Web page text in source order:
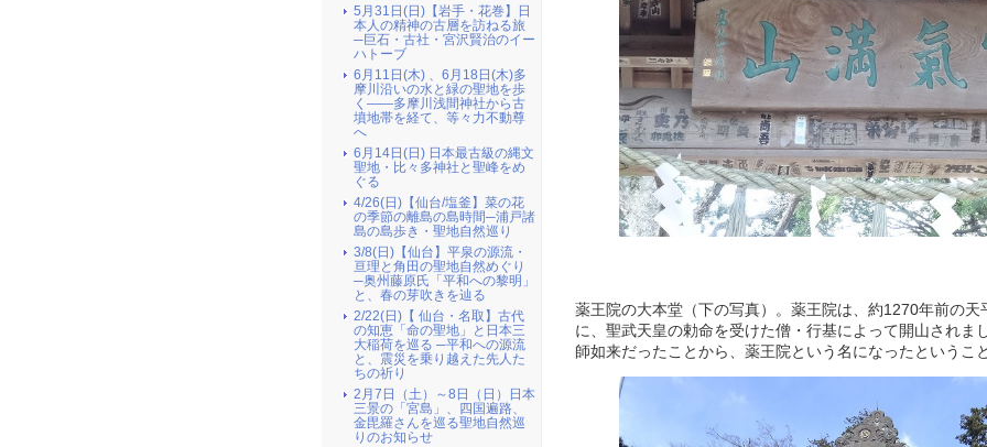
薬王院の大本堂（下の写真）。薬王院は、約1270年前の天
に、聖武天皇の勅命を受けた僧・行基によって開山されま
師如来だったことから、薬王院という名になったというこ
5月31日(日)【岩手・花巻】日
本人の精神の古層を訪ねる旅
─巨石・古社・宮沢賢治のイー
ハトーブ
6月11日(木) 、6月18日(木)多
摩川沿いの水と緑の聖地を歩
く――多摩川浅間神社から古
墳地帯を経て、等々力不動尊
へ
6月14日(日) 日本最古級の縄文
聖地・比々多神社と聖峰をめ
ぐる
4/26(日)【仙台/塩釜】菜の花
の季節の離島の島時間─浦戸諸
島の島歩き・聖地自然巡り
3/8(日)【仙台】平泉の源流・
亘理と角田の聖地自然めぐり
─奥州藤原氏「平和への黎明」
と、春の芽吹きを辿る
2/22(日)【 仙台・名取】古代
の知恵「命の聖地」と日本三
大稲荷を巡る ─平和への源流
と、震災を乗り越えた先人た
ちの祈り
2月7日（土）～8日（日）日本
三景の「宮島」、四国遍路、
金毘羅さんを巡る聖地自然巡
りのお知らせ